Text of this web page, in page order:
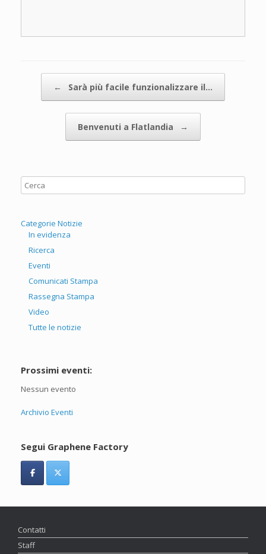
Navigazione articolo
← Sarà più facile funzionalizzare il…
Benvenuti a Flatlandia →
Categorie Notizie
In evidenza
Ricerca
Eventi
Comunicati Stampa
Rassegna Stampa
Video
Tutte le notizie
Prossimi eventi:
Nessun evento
Archivio Eventi
Segui Graphene Factory
Contatti
Staff